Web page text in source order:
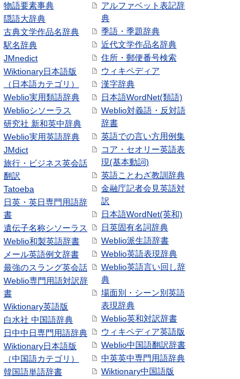
物語要素事典
隠語大辞典
古典文学作品名辞典
駅名辞典
JMnedict
Wiktionary日本語版
（日本語カテゴリ）
Weblio実用類語辞典
Weblioシソーラス
研究社 新和英中辞典
Weblio実用英語辞典
JMdict
旅行・ビジネス英会話
翻訳
Tatoeba
日英・英日専門用語辞
書
遺伝子名称シソーラス
Weblio和製英語辞書
メール英語例文辞書
最強のスラング英会話
Weblio専門用語対訳辞
書
Wiktionary英語版
白水社 中国語辞典
日中中日専門用語辞典
Wiktionary日本語版
（中国語カテゴリ）
韓国語単語辞書
アルファベット表記辞
典
季語・季題辞典
近代文学作品名辞典
住所・郵便番号検索
ウィキペディア
漢字辞典
日本語WordNet(類語)
Weblio対義語・反対語
辞書
英語での言い方用例集
コア・セオリー英語表
現(基本動詞)
英語ことわざ教訓辞典
金融庁記者会見英語対
訳
日本語WordNet(英和)
日英固有名詞辞典
Weblio派生語辞書
Weblio英語表現辞典
Weblio英語言い回し辞
典
場面別・シーン別英語
表現辞典
Weblio英和対訳辞書
ウィキペディア英語版
Weblio中国語翻訳辞書
中英英中専門用語辞典
Wiktionary中国語版